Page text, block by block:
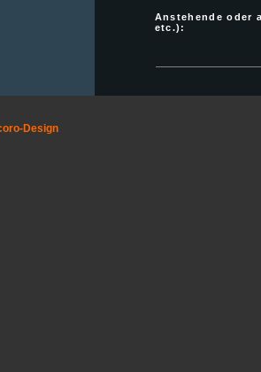
Anstehende
etc.):
Design